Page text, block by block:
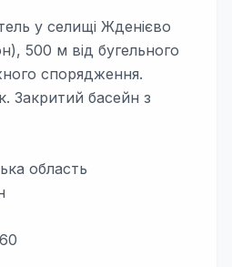
у селищі Жденієво
500 м від бугельного
спорядження.
Закритий басейн з
область